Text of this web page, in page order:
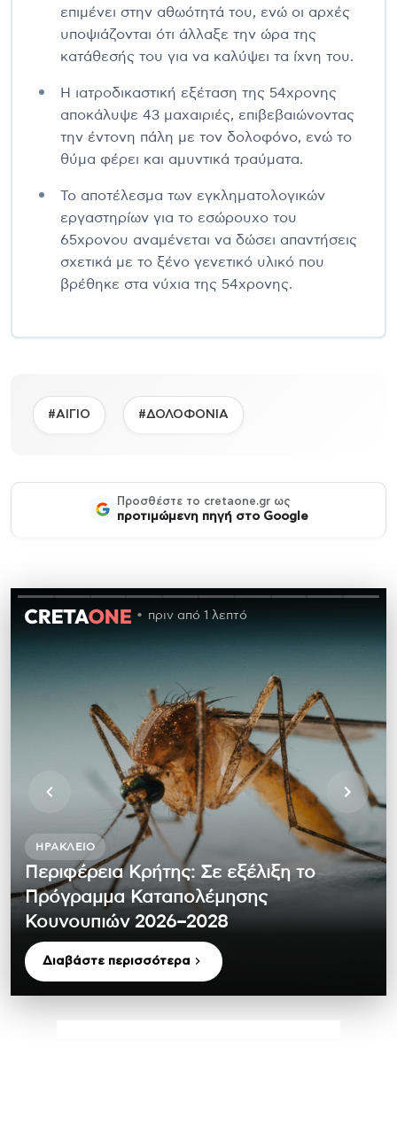
επιμένει στην αθωότητά του, ενώ οι αρχές
υποψιάζονται ότι άλλαξε την ώρα της
κατάθεσής του για να καλύψει τα ίχνη του.
Η ιατροδικαστική εξέταση της 54χρονης
αποκάλυψε 43 μαχαιριές, επιβεβαιώνοντας
την έντονη πάλη με τον δολοφόνο, ενώ το
θύμα φέρει και αμυντικά τραύματα.
Το αποτέλεσμα των εγκληματολογικών
εργαστηρίων για το εσώρουχο του
65χρονου αναμένεται να δώσει απαντήσεις
σχετικά με το ξένο γενετικό υλικό που
βρέθηκε στα νύχια της 54χρονης.
#ΑΙΓΙΟ #ΔΟΛΟΦΟΝΙΑ
Προσθέστε το cretaone.gr ως
προτιμώμενη πηγή στο Google
πριν από 1 λεπτό
ΗΡΆΚΛΕΙΟ
Περιφέρεια Κρήτης: Σε εξέλιξη το
Πρόγραμμα Καταπολέμησης
Κουνουπιών 2026–2028
Διαβάστε περισσότερα